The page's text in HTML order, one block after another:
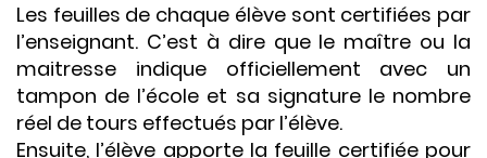
Les feuilles de chaque élève sont certifiées par
l’enseignant. C’est à dire que le maître ou la
maitresse indique officiellement avec un
tampon de l’école et sa signature le nombre
réel de tours effectués par l’élève.
Ensuite, l’élève apporte la feuille certifiée pour